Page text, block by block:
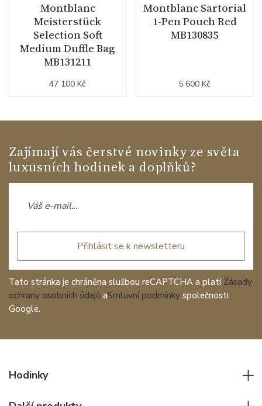
Montblanc
Meisterstück
Selection Soft
Medium Duffle Bag
MB131211
47 100 Kč
Montblanc Sartorial
1-Pen Pouch Red
MB130835
5 600 Kč
Zajímají vás čerstvé novinky ze světa
luxusních hodinek a doplňků?
Přihlásit se k newsletteru
Tato stránka je chráněna službou reCAPTCHA a platí Zásady
ochrany osobních údajů aSmluvní podmínky společnosti
Google.
Hodinky